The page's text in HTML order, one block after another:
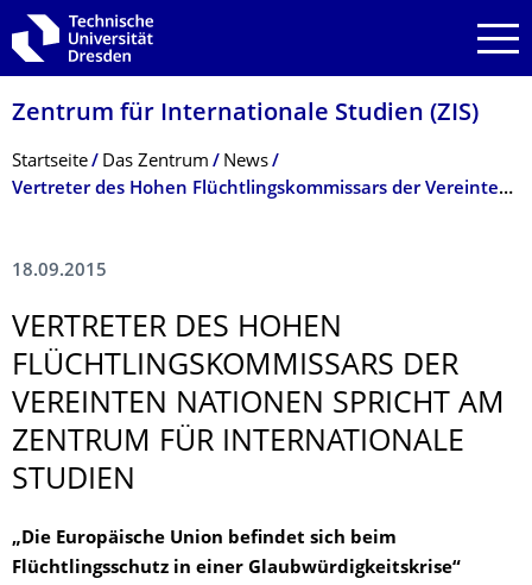
Zur Hauptnavigation springen
Zur Suche springen
Zum Inhalt springen
Zentrum für Internationale Studien (ZIS)
Breadcrumb-Menü
Startseite Das Zentrum
News
Vertreter des Hohen Flüchtlingskommissars der Vereinten Nationen spricht am Zentrum für Internationale Studien
18.09.2015
VERTRETER DES HOHEN
FLÜCHTLINGSKOM­MISSARS DER
VEREINTEN NATIONEN SPRICHT AM
ZENTRUM FÜR INTERNATIONALE
STUDIEN
„Die Europäische Union befindet sich beim
Flüchtlingsschutz in einer Glaubwürdigkeitskrise“